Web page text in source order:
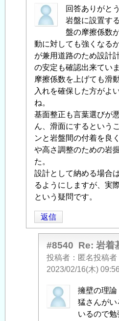
匿
名
稿
者
に
よ
る
「Re:
岩
着
基
礎」
へ
の
返
信
回答ありがと
岩盤に設置す
盤の摩擦係数
動に対しても強くなる
が兼用道路のため設計
の安定も確認出来てい
摩擦係数を上げても滑
入れを確保した方がよ
ね。
基面整正も言葉選びが
ん、滑面にするという
ンと岩盤間の付着を良
や高さ調整のための岩
た。
設計として納める場合
るようにしますが、実
という疑問です。
返信
#8540 Re: 岩着
投稿者 匿名投稿者
2023/02/16(木) 09:56
匿
名
擁壁の理
猛さんがい
いるので